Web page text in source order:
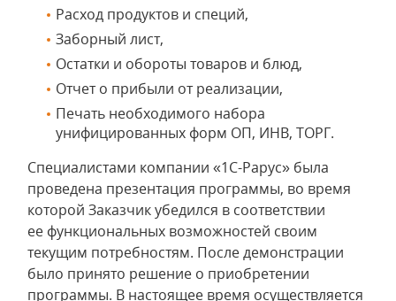
Расход продуктов и специй,
Заборный лист,
Остатки и обороты товаров и блюд,
Отчет о прибыли от реализации,
Печать необходимого набора
унифицированных форм ОП, ИНВ, ТОРГ.
Специалистами компании «1С-Рарус» была
проведена презентация программы, во время
которой Заказчик убедился в соответствии
ее функциональных возможностей своим
текущим потребностям. После демонстрации
было принято решение о приобретении
программы. В настоящее время осуществляется